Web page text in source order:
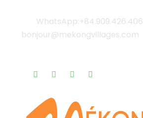
WhatsApp:+84.909.426.406
bonjour@mekongvillages.com